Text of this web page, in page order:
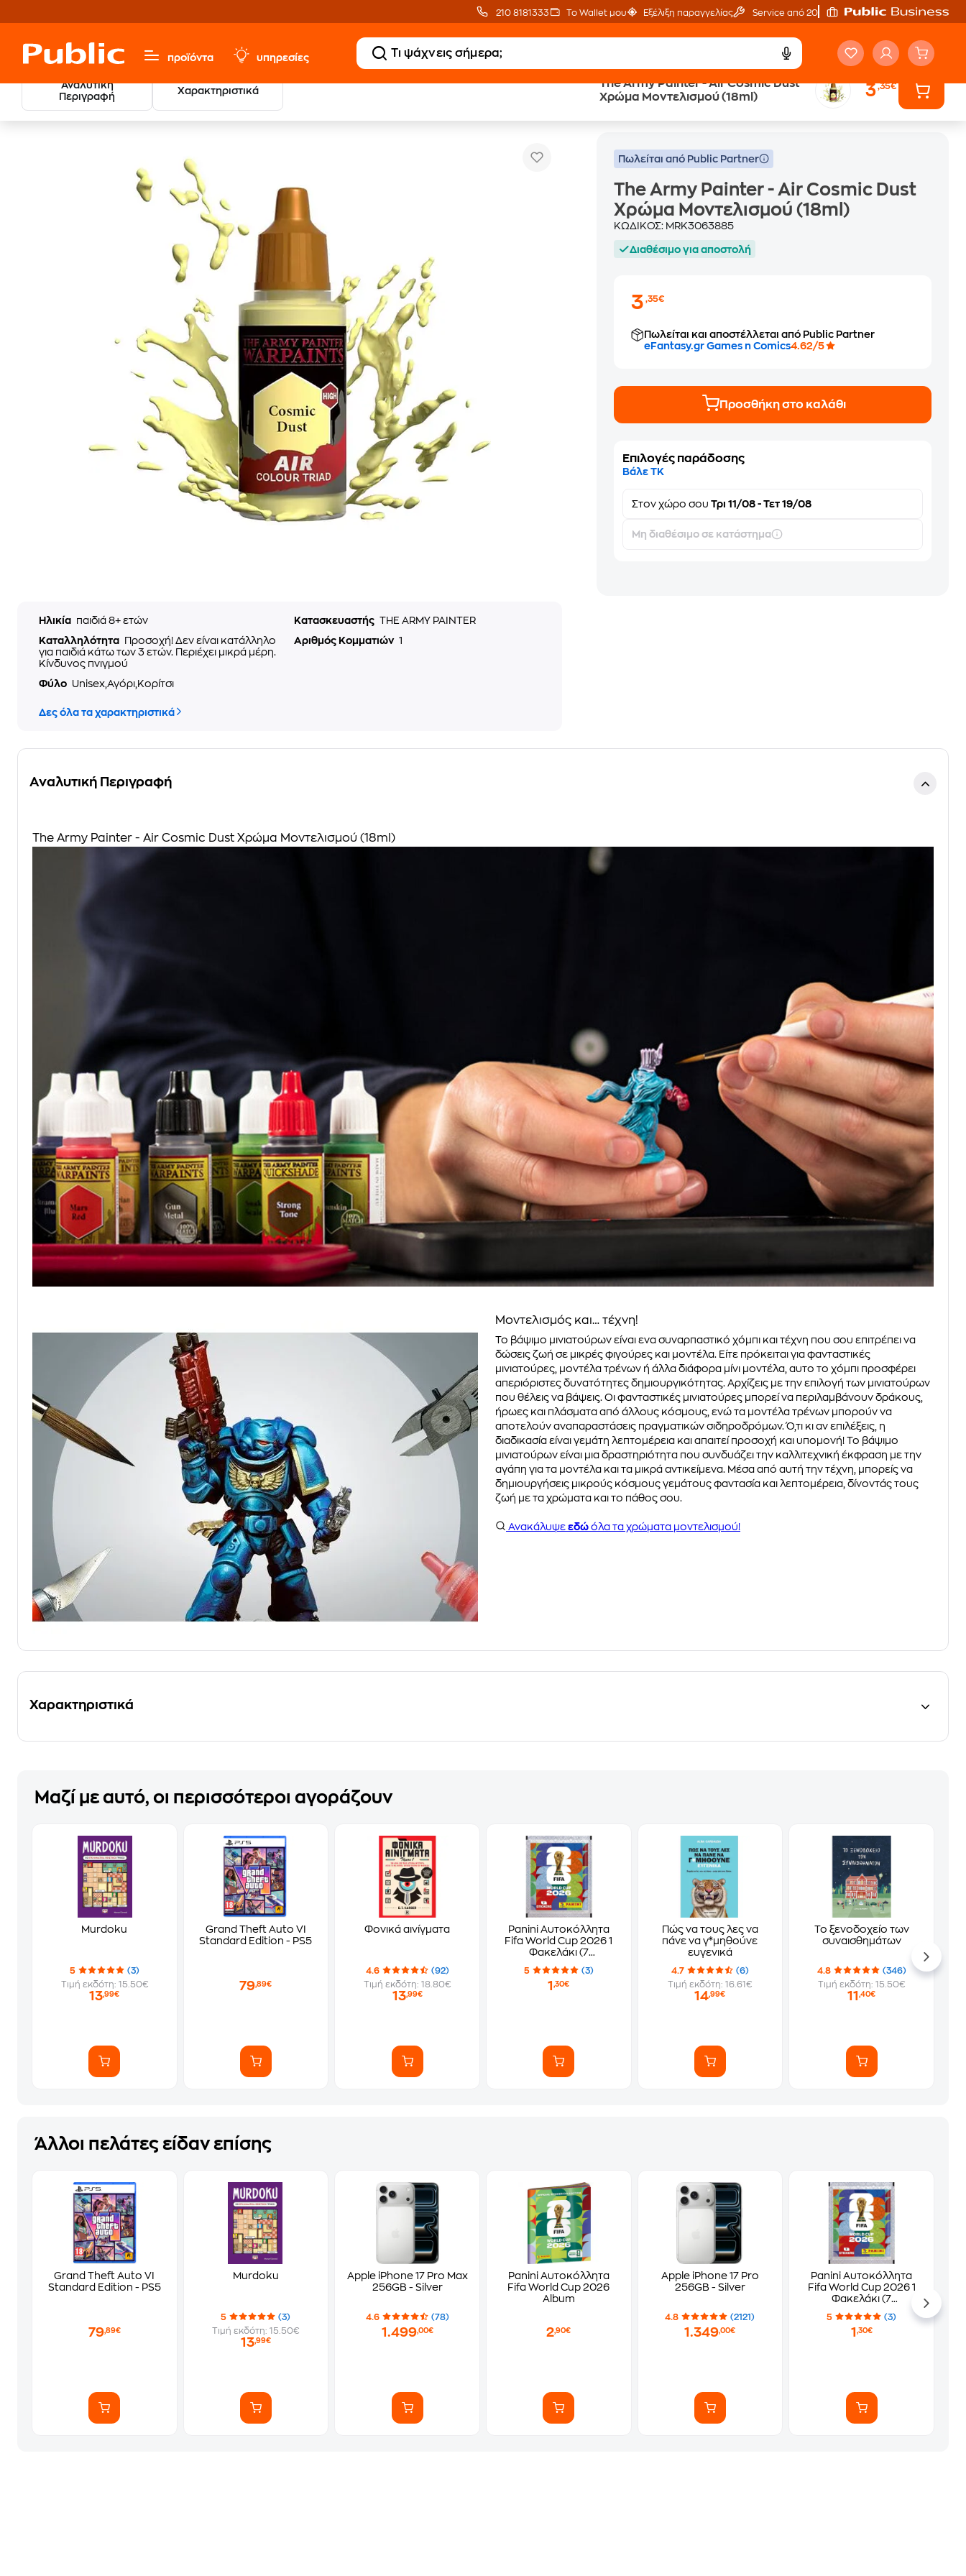
210 8181333 Το Wallet μου Εξέλιξη παραγγελίας Service από 20'
προϊόντα υπηρεσίες
Αναλυτική
Περιγραφή
Χαρακτηριστικά
The Army Painter - Air Cosmic Dust
Χρώμα Μοντελισμού (18ml)
3,35€
Sports & Hobbies
The Army Painter - Air Cosmic Dust Χρώμα Μοντελισμού (18ml)
Ηλικία παιδιά 8+ ετών Κατασκευαστής THE ARMY PAINTER
Καταλληλότητα
Προσοχή! Δεν είναι κατάλληλο
για παιδιά κάτω των 3 ετών. Περιέχει μικρά μέρη.
Κίνδυνος πνιγμού
Αριθμός Κομματιών 1
Φύλο Unisex,Αγόρι,Κορίτσι
Δες όλα τα χαρακτηριστικά
Πωλείται από Public Partner
The Army Painter - Air Cosmic Dust
Χρώμα Μοντελισμού (18ml)
ΚΩΔΙΚΟΣ: MRK3063885
Διαθέσιμο για αποστολή
3,35€
Πωλείται και αποστέλλεται από Public Partner
eFantasy.gr Games n Comics4.62/5
Προσθήκη στο καλάθι
Επιλογές παράδοσης
Βάλε ΤΚ
Στονχώρο σου Τρι 11/08 - Τετ 19/08
Μη διαθέσιμο σε κατάστημα
Αναλυτική Περιγραφή
The Army Painter - Air Cosmic Dust Χρώμα Μοντελισμού (18ml)
Μοντελισμός και… τέχνη!
Το βάψιμο μινιατούρων είναι ενα συναρπαστικό χόμπι και τέχνη που σου επιτρέπει να
δώσεις ζωή σε μικρές φιγούρες και μοντέλα. Είτε πρόκειται για φανταστικές
μινιατούρες, μοντέλα τρένων ή άλλα διάφορα μίνι μοντέλα, αυτο το χόμπι προσφέρει
απεριόριστες δυνατότητες δημιουργικότητας. Αρχίζεις με την επιλογή των μινιατούρων
που θέλεις να βάψεις. Οι φανταστικές μινιατούρες μπορεί να περιλαμβάνουν δράκους,
ήρωες και πλάσματα από άλλους κόσμους, ενώ τα μοντέλα τρένων μπορούν να
αποτελούν αναπαραστάσεις πραγματικών σιδηροδρόμων. Ό,τι κι αν επιλέξεις, η
διαδικασία είναι γεμάτη λεπτομέρεια και απαιτεί προσοχή και υπομονή! Το βάψιμο
μινιατούρων είναι μια δραστηριότητα που συνδυάζει την καλλιτεχνική έκφραση με την
αγάπη για τα μοντέλα και τα μικρά αντικείμενα. Μέσα από αυτή την τέχνη, μπορείς να
δημιουργήσεις μικρούς κόσμους γεμάτους φαντασία και λεπτομέρεια, δίνοντάς τους
ζωή με τα χρώματα και το πάθος σου.
Ανακάλυψε εδώ όλα τα χρώματα μοντελισμού!
Χαρακτηριστικά
Μαζί με αυτό, οι περισσότεροι αγοράζουν
Murdoku
5
(3)
Τιμή εκδότη: 15.50€
13,99€
Grand Theft Auto VI
Standard Edition - PS5
79,89€
Φονικά αινίγματα
4.6
(92)
Τιμή εκδότη: 18.80€
13,99€
Panini Αυτοκόλλητα
Fifa World Cup 2026 1
Φακελάκι (7
5 (3)
1,30€
Πώς να τους λες να
πάνε να γ*μηθούνε
ευγενικά
4.7
(6)
Τιμή εκδότη: 16.61€
14,99€
Το ξενοδοχείο των
συναισθημάτων
4.8
(346)
Τιμή εκδότη: 15.50€
11,40€
Άλλοι πελάτες είδαν επίσης
Grand Theft Auto VI
Standard Edition - PS5
79,89€
Murdoku
5
(3)
Τιμή εκδότη: 15.50€
13,99€
Apple iPhone 17 Pro Max
256GB - Silver
4.6 (78)
1.499,00€
Panini Αυτοκόλλητα
Fifa World Cup 2026
Album
2,90€
Apple iPhone 17 Pro
256GB - Silver
4.8 (2121)
1.349,00€
Panini Αυτοκόλλητα
Fifa World Cup 2026 1
Φακελάκι (7
5 (3)
1 ,30€